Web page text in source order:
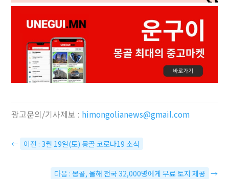
광고문의/기사제보 : himongolianews@gmail.com
← 이전 : 3월 19일(토) 몽골 코로나19 소식
다음 : 몽골, 올해 전국 32,000명에게 무료 토지 제공 →